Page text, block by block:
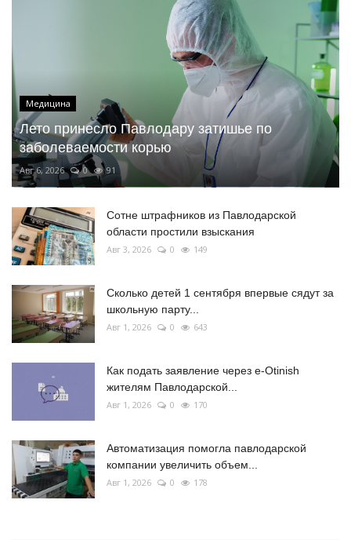
Медицина
Лето принесло Павлодару затишье по
заболеваемости корью
Авг 6, 2026 0 91
Сотне штрафников из Павлодарской
области простили взыскания
Авг 3, 2026 0 149
Сколько детей 1 сентября впервые сядут за
школьную парту...
Авг 1, 2026 0 643
Как подать заявление через e-Otinish
жителям Павлодарской...
Авг 1, 2026 0 170
Автоматизация помогла павлодарской
компании увеличить объем...
Авг 1, 2026 0 178